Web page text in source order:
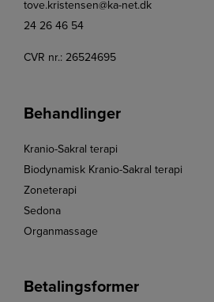
tove.kristensen@ka-net.dk
24 26 46 54
CVR nr.: 26524695
Behandlinger
Kranio-Sakral terapi
Biodynamisk Kranio-Sakral terapi
Zoneterapi
Sedona
Organmassage
Betalingsformer